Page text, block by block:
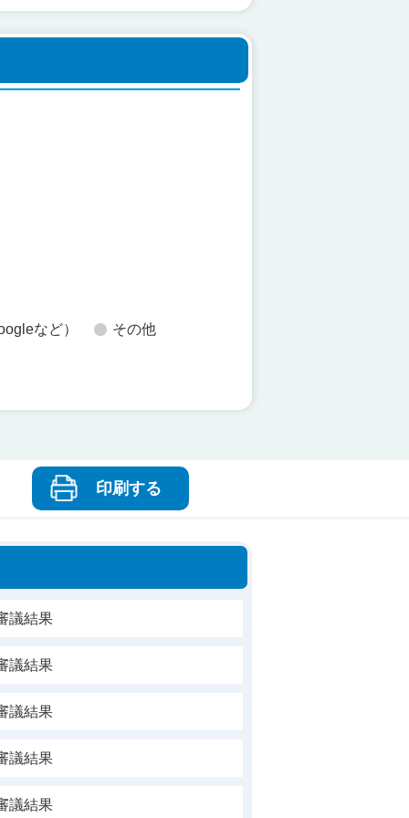
など） その他
印刷する
議結果
議結果
議結果
議結果
議結果